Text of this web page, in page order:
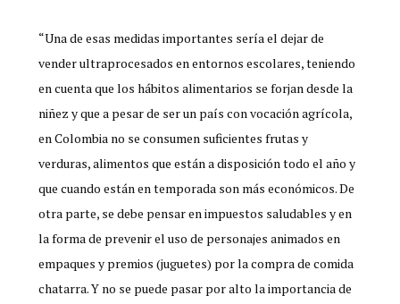
“Una de esas medidas importantes sería el dejar de
vender ultraprocesados en entornos escolares, teniendo
en cuenta que los hábitos alimentarios se forjan desde la
niñez y que a pesar de ser un país con vocación agrícola,
en Colombia no se consumen suficientes frutas y
verduras, alimentos que están a disposición todo el año y
que cuando están en temporada son más económicos. De
otra parte, se debe pensar en impuestos saludables y en
la forma de prevenir el uso de personajes animados en
empaques y premios (juguetes) por la compra de comida
chatarra. Y no se puede pasar por alto la importancia de